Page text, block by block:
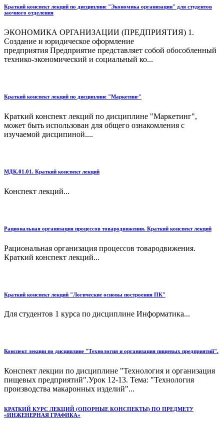
Краткий конспект лекций по дисциплине "Экономика организации" для студентов
заочного отделения
ЭКОНОМИКА ОРГАНИЗАЦИИ (ПРЕДПРИЯТИЯ) 1.
Создание и юридическое оформление
предприятия Предприятие представляет собой обособленный
технико-экономический и социальный ко...
Краткий конспект лекций по дисциплине "Маркетинг"
Краткий конспект лекций по дисциплине "Маркетинг",
может быть использован для общего ознакомления с
изучаемой дисципиной....
МДК.01.01. Краткий конспект лекций
Конспект лекций...
Рациональная организация процессов товародвижения. Краткий конспект лекций
Рациональная организация процессов товародвижения.
Краткий конспект лекций...
Краткий конспект лекций "Логические основы построения ПК"
Для студентов 1 курса по дисциплине Информатика...
Конспект лекции по дисциплине "Технология и организация пищевых предприятий".
Конспект лекции по дисциплине "Технология и организация
пищевых предприятий".Урок 12-13. Тема: "Технология
производства макаронных изделий"...
КРАТКИЙ КУРС ЛЕКЦИЙ (ОПОРНЫЕ КОНСПЕКТЫ) ПО ПРЕДМЕТУ
«ИНЖЕНЕРНАЯ ГРАФИКА»